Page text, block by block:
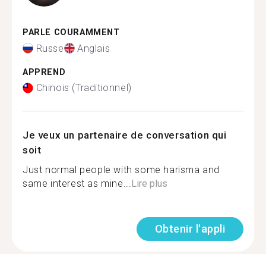
PARLE COURAMMENT
Russe Anglais
APPREND
Chinois (Traditionnel)
Je veux un partenaire de conversation qui
soit
Just normal people with some harisma and
same interest as mine...Lire plus
Obtenir l'appli